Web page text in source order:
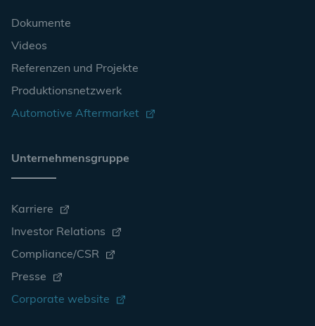
Dokumente
Videos
Referenzen und Projekte
Produktionsnetzwerk
Automotive Aftermarket
Unternehmensgruppe
Karriere
Investor Relations
Compliance/CSR
Presse
Corporate website